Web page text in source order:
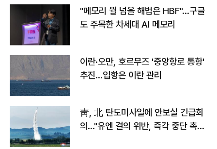
"메모리 월 넘을 해법은 HBF"…구글
도 주목한 차세대 AI 메모리
이란·오만, 호르무즈 '중앙항로 통항'
추진…입항은 이란 관리
靑, 北 탄도미사일에 안보실 긴급회
의…"유엔 결의 위반, 즉각 중단 촉